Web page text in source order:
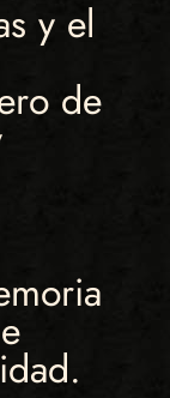
y el
de